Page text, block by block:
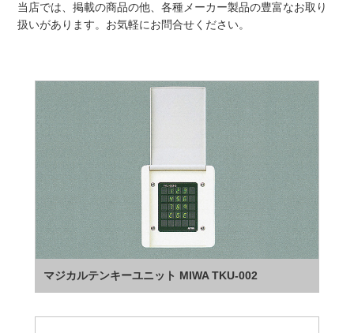
当店では、掲載の商品の他、各種メーカー製品の豊富なお取り
扱いがあります。お気軽にお問合せください。
マジカルテンキーユニット MIWA TKU-002